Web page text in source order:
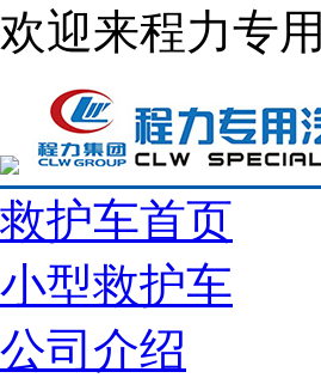
欢迎来程力专
救护车首页
小型救护车
公司介绍